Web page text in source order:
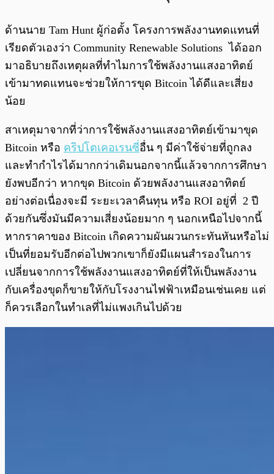
ด้านนาย Tam Hunt ผู้ก่อตั้ง โครงการพลังงานทดแทนที่
เรียดตัวเองว่า Community Renewable Solutions ได้ออก
มาอธิบายถึงเหตุผลที่ทำไมการใช้พลังงานแสงอาทิตย์
เข้ามาทดแทนจะช่วยให้การขุด Bitcoin ได้ดีและเสี่ยง
น้อย
สาเหตุมาจากที่ว่าการใช้พลังงานแสงอาทิตย์เข้ามาขุด
Bitcoin หรือ คริปโตเคอเรนซี่อื่น ๆ มีค่าใช้จ่ายที่ถูกลง
และทำกำไรได้มากกว่าเดิมนอกจากนี้แล้วจากการศึกษา
ยังพบอีกว่า หากขุด Bitcoin ด้วยพลังงานแสงอาทิตย์
อย่างต่อเนื่องจะมี ระยะเวลาคืนทุน หรือ ROI อยู่ที่ 2 ปี
ด้วยกันซึ่งมันมีความเสี่ยงน้อยมาก ๆ นอกเหนือไปจากนี้
หากราคาของ Bitcoin เกิดความผันผวนกระทันหันหรือไม่
เป็นที่ยอมรับอีกต่อไปพวกเขาก็ยังมีแผนสำรองในการ
เปลี่ยนจากการใช้พลังงานแสงอาทิตย์ที่ให้เป็นพลังงาน
กับเครื่องขุดก็ขายให้กับโรงงานไฟฟ้าเหมือนเช่นเคย แต่
ก็ควรเลือกในทำเลที่ไม่แพงเกินไปด้วย